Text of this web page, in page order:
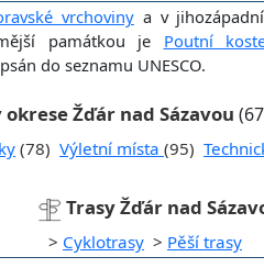
vrchovinya v
památkou je Poutní
do seznamu UNESCO.
Žďár nad Sázavou
(78) Výletní místa (95)
Trasy Žďár nad
> Cyklotrasy > Pěší trasy